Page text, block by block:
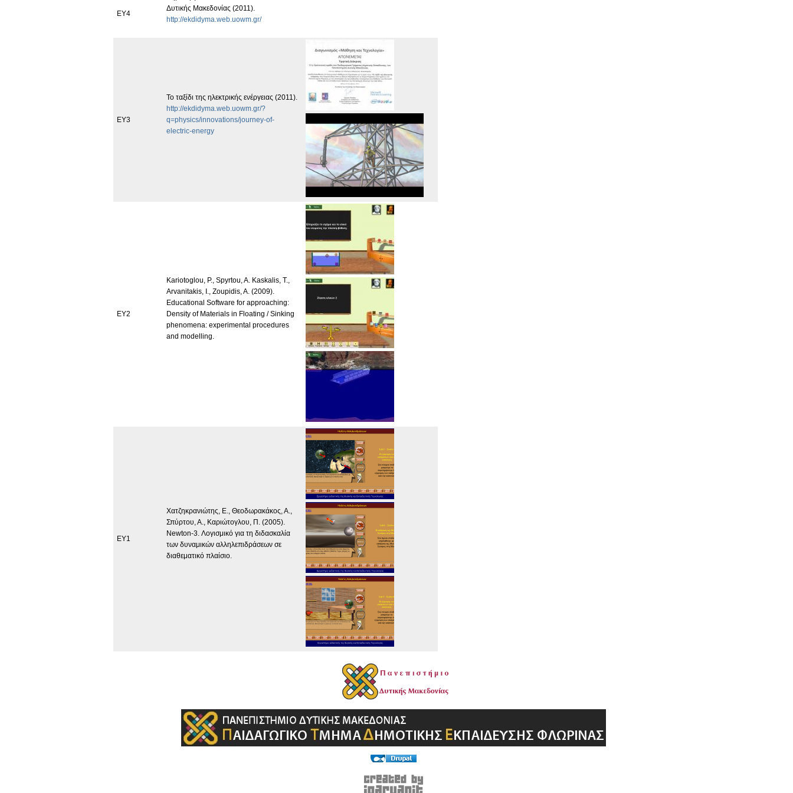
EY4
Δυτικής Μακεδονίας (2011).
http://ekdidyma.web.uowm.gr/
ΕΥ3
Το ταξίδι της ηλεκτρικής ενέργειας (2011).
http://ekdidyma.web.uowm.gr/?
q=physics/innovations/journey-of-
electric-energy
ΕΥ2
Kariotoglou, P., Spyrtou, A. Kaskalis, T.,
Arvanitakis, I., Zoupidis, A. (2009).
Educational Software for approaching:
Density of Materials in Floating / Sinking
phenomena: experimental procedures
and modelling.
EΥ1
Χατζηκρανιώτης, Ε., Θεοδωρακάκος, Α.,
Σπύρτου, Α., Καριώτογλου, Π. (2005).
Newton-3. Λογισμικό για τη διδασκαλία
των δυναμικών αλληλεπιδράσεων σε
διαθεματικό πλαίσιο.